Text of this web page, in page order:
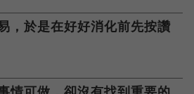
，於是在好好消化前先按讚